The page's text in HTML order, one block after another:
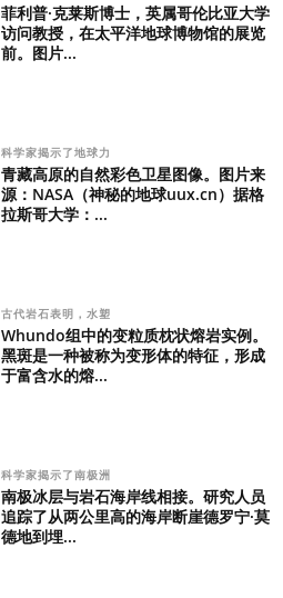
菲利普·克莱斯博士，英属哥伦比亚大学
访问教授，在太平洋地球博物馆的展览
前。图片...
科学家揭示了地球力
青藏高原的自然彩色卫星图像。图片来
源：NASA（神秘的地球uux.cn）据格
拉斯哥大学：...
古代岩石表明，水塑
Whundo组中的变粒质枕状熔岩实例。
黑斑是一种被称为变形体的特征，形成
于富含水的熔...
科学家揭示了南极洲
南极冰层与岩石海岸线相接。研究人员
追踪了从两公里高的海岸断崖德罗宁·莫
德地到埋...